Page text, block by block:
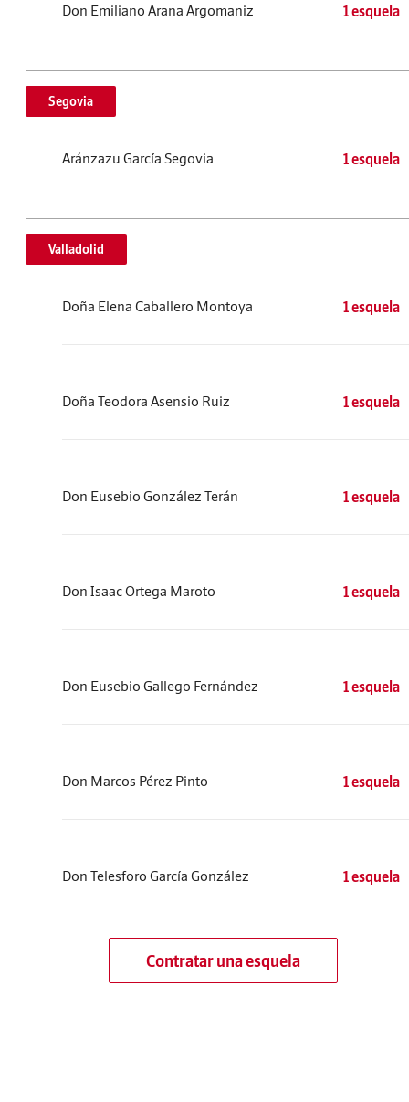
Don Emiliano Arana Argomaniz 1 esquela
Segovia
Aránzazu García Segovia 1 esquela
Valladolid
Doña Elena Caballero Montoya 1 esquela
Doña Teodora Asensio Ruiz 1 esquela
Don Eusebio González Terán 1 esquela
Don Isaac Ortega Maroto 1 esquela
Don Eusebio Gallego Fernández 1 esquela
Don Marcos Pérez Pinto 1 esquela
Don Telesforo García González 1 esquela
Contratar una esquela